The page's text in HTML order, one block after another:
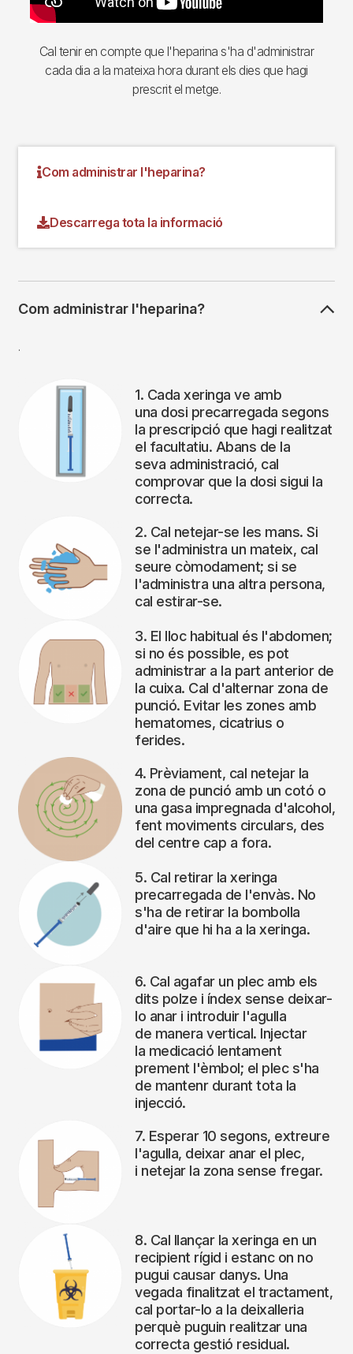
Cal tenir en compte que l'heparina s'ha d'administrar
cada dia a la mateixa hora durant els dies que hagi
prescrit el metge.
Com administrar l'heparina?
Descarrega tota la informació
Com administrar l'heparina?
.
1. Cada xeringa ve amb
una dosi precarregada segons
la prescripció que hagi realitzat
el facultatiu. Abans de la
seva administració, cal
comprovar que la dosi sigui la
correcta.
2. Cal netejar-se les mans. Si
se l'administra un mateix, cal
seure còmodament; si se
l'administra una altra persona,
cal estirar-se.
3. El lloc habitual és l'abdomen;
si no és possible, es pot
administrar a la part anterior de
la cuixa. Cal d'alternar zona de
punció. Evitar les zones amb
hematomes, cicatrius o
ferides.
4. Prèviament, cal netejar la
zona de punció amb un cotó o
una gasa impregnada d'alcohol,
fent moviments circulars, des
del centre cap a fora.
5. Cal retirar la xeringa
precarregada de l'envàs. No
s'ha de retirar la bombolla
d'aire que hi ha a la xeringa.
6. Cal agafar un plec amb els
dits polze i índex sense deixar-
lo anar i introduir l'agulla
de manera vertical. Injectar
la medicació lentament
prement l'èmbol; el plec s'ha
de mantenr durant tota la
injecció.
7. Esperar 10 segons, extreure
l'agulla, deixar anar el plec,
i netejar la zona sense fregar.
8. Cal llançar la xeringa en un
recipient rígid i estanc on no
pugui causar danys. Una
vegada finalitzat el tractament,
cal portar-lo a la deixalleria
perquè puguin realitzar una
correcta gestió residual.